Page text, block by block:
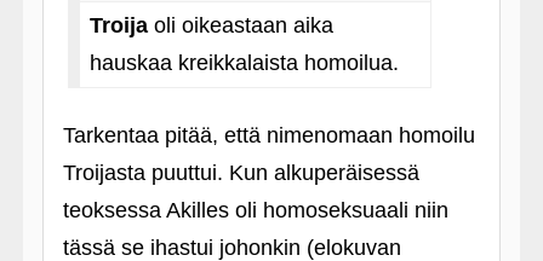
Troijaoli oikeastaan aika
hauskaa kreikkalaista homoilua.
Tarkentaa pitää, että nimenomaan homoilu
Troijasta puuttui. Kun alkuperäisessä
teoksessa Akilles oli homoseksuaali niin
tässä se ihastui johonkin (elokuvan